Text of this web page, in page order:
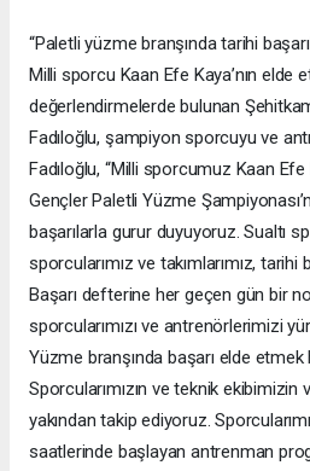
“Paletli yüzme branşında tarihi
Milli sporcu Kaan Efe Kaya’nın elde
değerlendirmelerde bulunan
Fadıloğlu, şampiyon sporcuyu ve
Fadıloğlu, “Milli sporcumuz Kaan Efe
Gençler Paletli Yüzme
başarılarla gurur duyuyoruz. Sualtı
sporcularımız ve takımlarımız, tarihi
Başarı defterine her geçen gün bir
sporcularımızı ve antrenörlerimizi
Yüzme branşında başarı elde
Sporcularımızın ve teknik ekibimizin
yakından takip ediyoruz.
saatlerinde başlayan antrenman